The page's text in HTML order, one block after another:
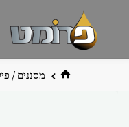
בית מסננים /